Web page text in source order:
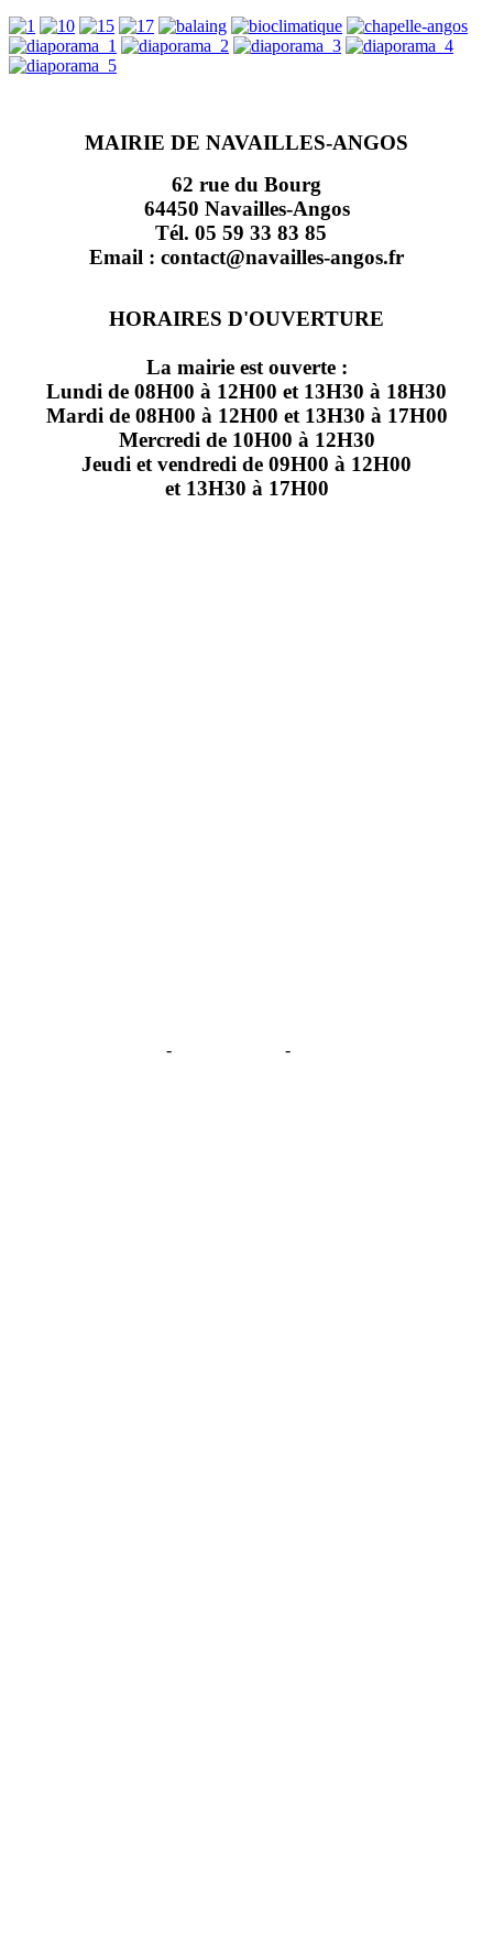
MAIRIE DE NAVAILLES-ANGOS
62 rue du Bourg
64450 Navailles-Angos
Tél. 05 59 33 83 85
Email : contact@navailles-angos.fr
HORAIRES D'OUVERTURE
La mairie est ouverte :
Lundi de 08H00 à 12H00 et 13H30 à 18H30
Mardi de 08H00 à 12H00 et 13H30 à 17H00
Mercredi de 10H00 à 12H30
Jeudi et vendredi de 09H00 à 12H00
et 13H30 à 17H00
- -